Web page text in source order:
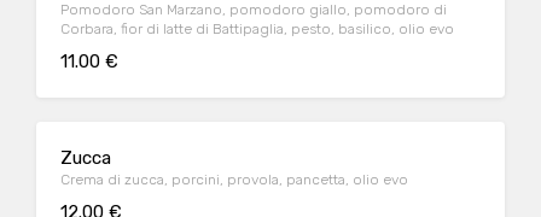
Pomodoro San Marzano, pomodoro giallo, pomodoro di
Corbara, fior di latte di Battipaglia, pesto, basilico, olio evo
11.00 €
Zucca
Crema di zucca, porcini, provola, pancetta, olio evo
12.00 €